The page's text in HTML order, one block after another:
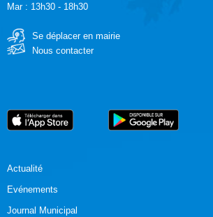
Mar : 13h30 - 18h30
Se déplacer en mairie
Nous contacter
Actualité
Evénements
Journal Municipal